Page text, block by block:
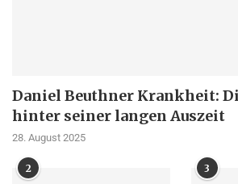
Daniel Beuthner Krankheit:
hinter seiner langen Auszeit
28. August 2025
2 3